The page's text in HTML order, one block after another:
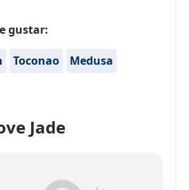
gustar:
Toconao
Medusa
Jade